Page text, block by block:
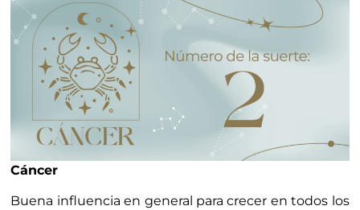
Cáncer
Buena influencia en general para crecer en todos los